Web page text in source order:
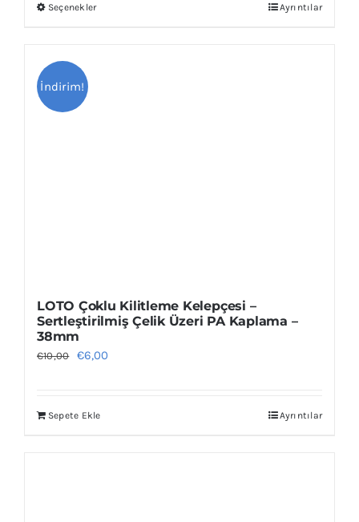
SeçeneklerBu
Ayrıntılar
İndirim!
LOTO Çoklu Kilitleme Kelepçesi –
Sertleştirilmiş Çelik Üzeri PA Kaplama –
38mm
€10,00
Orijinal
€6,00
Sepete Ekle Ayrıntılar